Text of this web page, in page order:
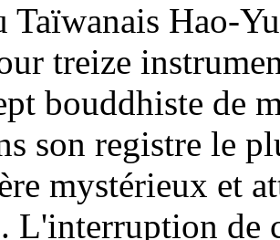
Taïwanais Hao-
treize
bouddhiste de
son registre le
mystérieux et
L'interruption de